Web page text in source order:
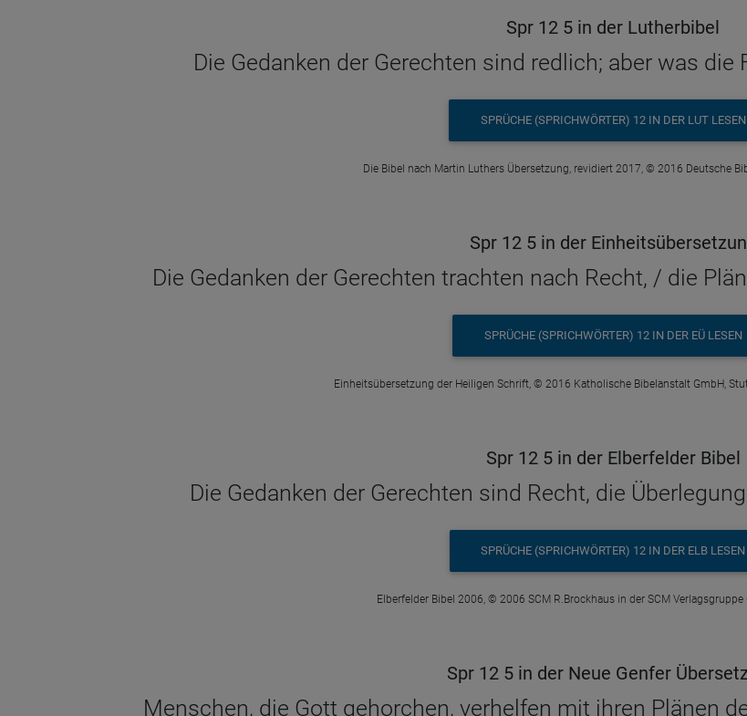
Spr 12 5 in der Lutherbibel
Die Gedanken der Gerechten sind redlich; aber was die
SPRÜCHE (SPRICHWÖRTER) 12 IN DER LUT LESEN
Die Bibel nach Martin Luthers Übersetzung, revidiert 2017, © 2016 Deutsche
Spr 12 5 in der
Die Gedanken der Gerechten trachten nach Recht, / die
SPRÜCHE (SPRICHWÖRTER) 12 IN DER EÜ LESEN
Einheitsübersetzung der Heiligen Schrift, © 2016 Katholische Bibelanstalt GmbH,
Spr 12 5 in der Elberfelder Bibel
Die Gedanken der Gerechten sind Recht, die
SPRÜCHE (SPRICHWÖRTER) 12 IN DER ELB LESEN
Elberfelder Bibel 2006, © 2006 SCM R.Brockhaus in der SCM Verlagsgruppe
Spr 12 5 in der Neue Genfer
Menschen, die Gott gehorchen, verhelfen mit ihren Plänen